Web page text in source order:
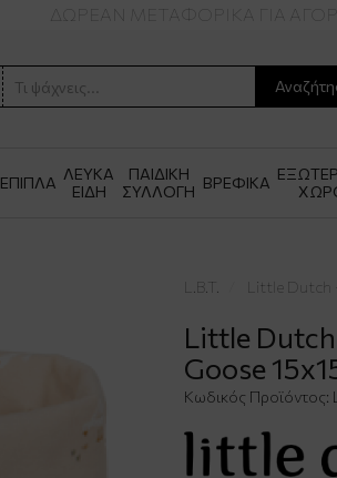
ΔΩΡΕΑΝ ΜΕΤΑΦΟΡΙΚΑ ΓΙΑ
ΕΠΙΠΛΑ ΛΕΥΚΑ
ΕΙΔΗ
ΠΑΙΔΙΚΗ
ΣΥΛΛΟΓΗ ΒΡΕΦΙΚΑ
L.B.T. Little Dutch
Little
Goose
Κωδικός Προϊόντος: